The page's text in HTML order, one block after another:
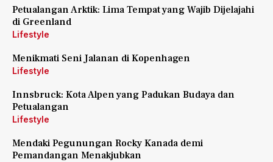
Petualangan Arktik: Lima Tempat yang Wajib Dijelajahi
di Greenland
Lifestyle
Menikmati Seni Jalanan di Kopenhagen
Lifestyle
Innsbruck: Kota Alpen yang Padukan Budaya dan
Petualangan
Lifestyle
Mendaki Pegunungan Rocky Kanada demi
Pemandangan Menakjubkan